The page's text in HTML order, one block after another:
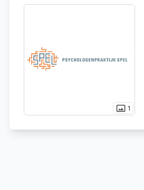
photo_size_select_actual 1